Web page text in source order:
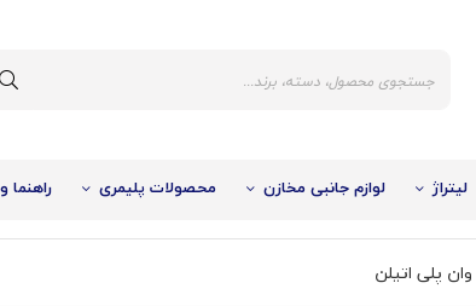
لیتراژ لوازم جانبی مخازن محصولات پلیمری راهنما
وان پلی اتیلن